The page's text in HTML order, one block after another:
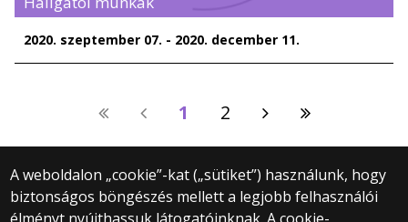
2020. szeptember 07. - 2020. december 11.
1 2
A weboldalon „cookie”-kat („sütiket”) használunk, hogy
biztonságos böngészés mellett a legjobb felhasználói
© 2025 Eötvös Loránd Tudományegyetem